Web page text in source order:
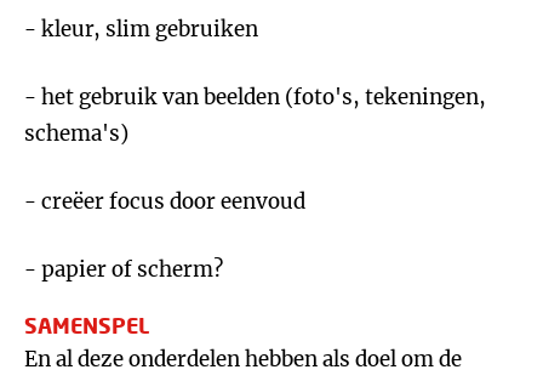
- kleur, slim gebruiken
- het gebruik van beelden (foto's, tekeningen,
schema's)
- creëer focus door eenvoud
- papier of scherm?
SAMENSPEL
En al deze onderdelen hebben als doel om de